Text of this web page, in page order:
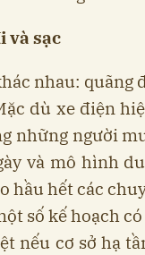
và sạc
nhau: quãng
dù xe điện
những người
và mô hình
hầu hết các
số kế hoạch
nếu cơ sở hạ